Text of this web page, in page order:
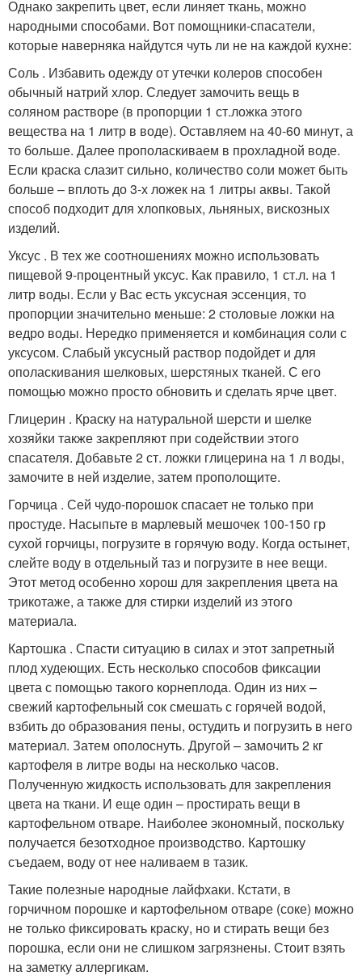
Однако закрепить цвет, если линяет ткань, можно
народными способами. Вот помощники-спасатели,
которые наверняка найдутся чуть ли не на каждой кухне:
Соль . Избавить одежду от утечки колеров способен
обычный натрий хлор. Следует замочить вещь в
соляном растворе (в пропорции 1 ст.ложка этого
вещества на 1 литр в воде). Оставляем на 40-60 минут, а
то больше. Далее прополаскиваем в прохладной воде.
Если краска слазит сильно, количество соли может быть
больше – вплоть до 3-х ложек на 1 литры аквы. Такой
способ подходит для хлопковых, льняных, вискозных
изделий.
Уксус . В тех же соотношениях можно использовать
пищевой 9-процентный уксус. Как правило, 1 ст.л. на 1
литр воды. Если у Вас есть уксусная эссенция, то
пропорции значительно меньше: 2 столовые ложки на
ведро воды. Нередко применяется и комбинация соли с
уксусом. Слабый уксусный раствор подойдет и для
ополаскивания шелковых, шерстяных тканей. С его
помощью можно просто обновить и сделать ярче цвет.
Глицерин . Краску на натуральной шерсти и шелке
хозяйки также закрепляют при содействии этого
спасателя. Добавьте 2 ст. ложки глицерина на 1 л воды,
замочите в ней изделие, затем прополощите.
Горчица . Сей чудо-порошок спасает не только при
простуде. Насыпьте в марлевый мешочек 100-150 гр
сухой горчицы, погрузите в горячую воду. Когда остынет,
слейте воду в отдельный таз и погрузите в нее вещи.
Этот метод особенно хорош для закрепления цвета на
трикотаже, а также для стирки изделий из этого
материала.
Картошка . Спасти ситуацию в силах и этот запретный
плод худеющих. Есть несколько способов фиксации
цвета с помощью такого корнеплода. Один из них –
свежий картофельный сок смешать с горячей водой,
взбить до образования пены, остудить и погрузить в него
материал. Затем ополоснуть. Другой – замочить 2 кг
картофеля в литре воды на несколько часов.
Полученную жидкость использовать для закрепления
цвета на ткани. И еще один – простирать вещи в
картофельном отваре. Наиболее экономный, поскольку
получается безотходное производство. Картошку
съедаем, воду от нее наливаем в тазик.
Такие полезные народные лайфхаки. Кстати, в
горчичном порошке и картофельном отваре (соке) можно
не только фиксировать краску, но и стирать вещи без
порошка, если они не слишком загрязнены. Стоит взять
на заметку аллергикам.